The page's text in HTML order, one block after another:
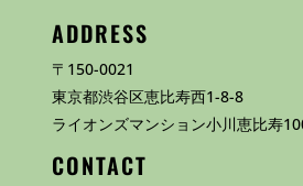
ADDRESS
〒150-0021
東京都渋谷区恵比寿西1-8-8
ライオンズマンション小川恵比寿
CONTACT